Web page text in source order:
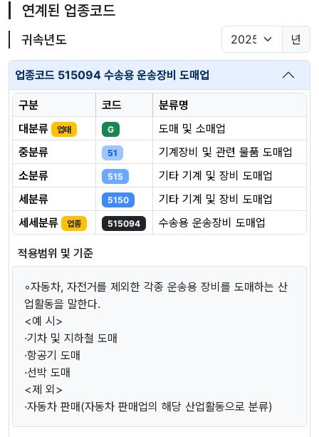
연계된 업종코드
귀속년도 년
업종코드 515094 수송용 운송장비 도매업
구분 코드
분류명
대분류
업태 G
도매 및 소매업
중분류
51
기계장비 및 관련 물품 도매업
소분류
515
기타 기계 및 장비 도매업
세분류
5150
기타 기계 및 장비 도매업
세세분류
업종 515094 수송용 운송장비 도매업
적용범위 및 기준
◦자동차, 자전거를 제외한 각종 운송용 장비를 도매하는 산
업활동을 말한다.
<예 시>
·기차 및 지하철 도매
·항공기 도매
·선박 도매
<제 외>
·자동차 판매(자동차 판매업의 해당 산업활동으로 분류)